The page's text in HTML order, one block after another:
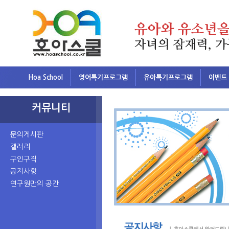
Hoa School 영어특기프로그램 유아특기프로그램 이벤트
커뮤니티
문의게시판
갤러리
구인구직
공지사항
연구원만의 공간